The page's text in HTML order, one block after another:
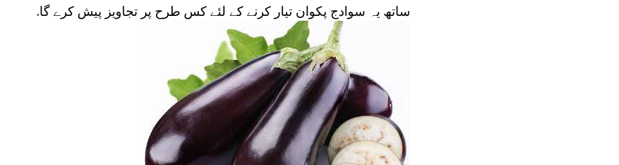
ساتھ یہ سوادج پکوان تیار کرنے کے لئے کس طرح پر تجاویز پیش کرے گا.